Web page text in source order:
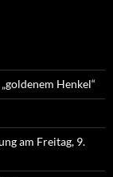
Henkel“
am Freitag, 9.